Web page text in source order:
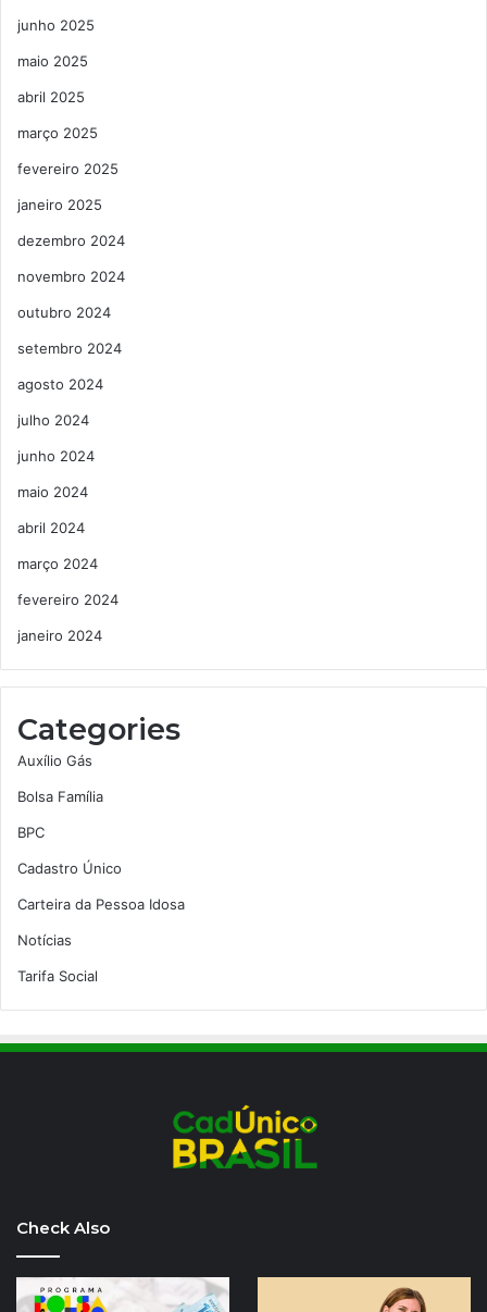
junho 2025
maio 2025
abril 2025
março 2025
fevereiro 2025
janeiro 2025
dezembro 2024
novembro 2024
outubro 2024
setembro 2024
agosto 2024
julho 2024
junho 2024
maio 2024
abril 2024
março 2024
fevereiro 2024
janeiro 2024
Categories
Auxílio Gás
Bolsa Família
BPC
Cadastro Único
Carteira da Pessoa Idosa
Notícias
Tarifa Social
Check Also